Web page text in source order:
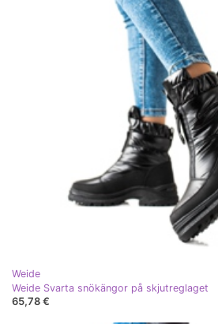
Weide
Weide Svarta snökängor på skjutreglaget
65,78 €